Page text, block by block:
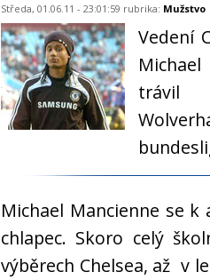
Středa, 01.06.11 - 23:01:59 rubrika: Mužstvo
Vedení
trávil
Michael Mancienne se
chlapec. Skoro celý
výběrech Chelsea, až v